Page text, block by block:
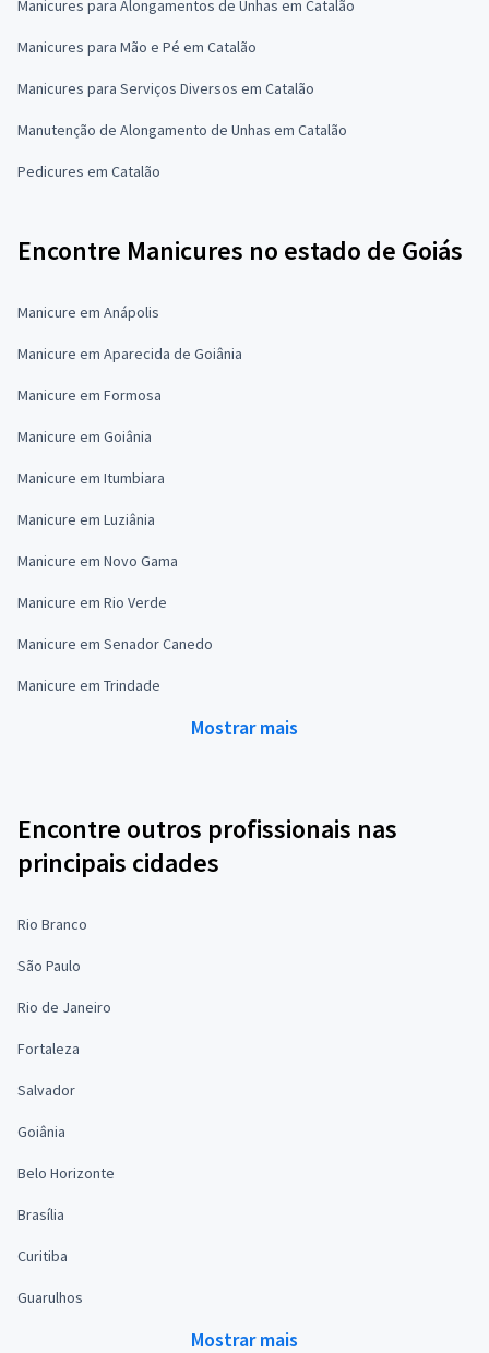
Manicures para Alongamentos de Unhas em Catalão
Manicures para Mão e Pé em Catalão
Manicures para Serviços Diversos em Catalão
Manutenção de Alongamento de Unhas em Catalão
Pedicures em Catalão
Encontre Manicures no estado de Goiás
Manicure em Anápolis
Manicure em Aparecida de Goiânia
Manicure em Formosa
Manicure em Goiânia
Manicure em Itumbiara
Manicure em Luziânia
Manicure em Novo Gama
Manicure em Rio Verde
Manicure em Senador Canedo
Manicure em Trindade
Mostrar mais
Encontre outros profissionais nas
principais cidades
Rio Branco
São Paulo
Rio de Janeiro
Fortaleza
Salvador
Goiânia
Belo Horizonte
Brasília
Curitiba
Guarulhos
Mostrar mais